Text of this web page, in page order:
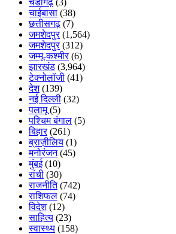
चाईबासा (38)
छत्तीसगढ़ (7)
जमशेदपुर(1,564)
जमशेदपुर(312)
जम्मू-कश्मीर(6)
झारखंड (3,964)
टेक्नोलॉजी (41)
देश(139)
नई दिल्ली (32)
पलामू(5)
पश्चिम बंगाल (5)
बिहार(261)
ब्राज़ीलिय (1)
मनोरंजन(45)
मुंबई(10)
रांची (30)
राजनीति(742)
राशिफल (74)
विदेश(12)
साहित्य (23)
स्वास्थ्य (158)